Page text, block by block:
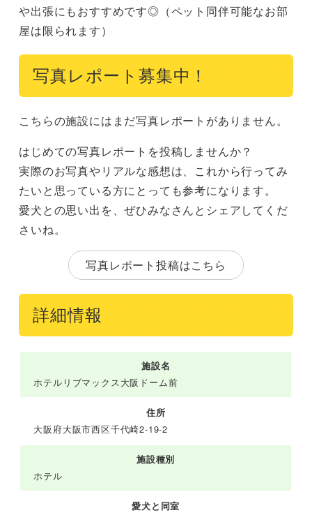
や出張にもおすすめです◎（ペット同伴可能なお部
屋は限られます）
写真レポート募集中！
こちらの施設にはまだ写真レポートがありません。
はじめての写真レポートを投稿しませんか？
実際のお写真やリアルな感想は、これから行ってみ
たいと思っている方にとっても参考になります。
愛犬との思い出を、ぜひみなさんとシェアしてくだ
さいね。
写真レポート投稿はこちら
詳細情報
施設名
ホテルリブマックス大阪ドーム前
住所
大阪府大阪市西区千代崎2-19-2
施設種別
ホテル
愛犬と同室